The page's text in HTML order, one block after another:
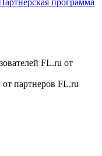
программа
FL.ru от
партнеров FL.ru